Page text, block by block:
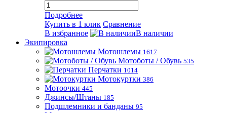
Подробнее
Купить в 1 клик Сравнение
В избранное
В наличии
Экипировка
Мотошлемы 1617
Мотоботы / Обувь 535
Перчатки 1014
Мотокуртки 386
Мотоочки 445
Джинсы/Штаны 185
Подшлемники и банданы 95